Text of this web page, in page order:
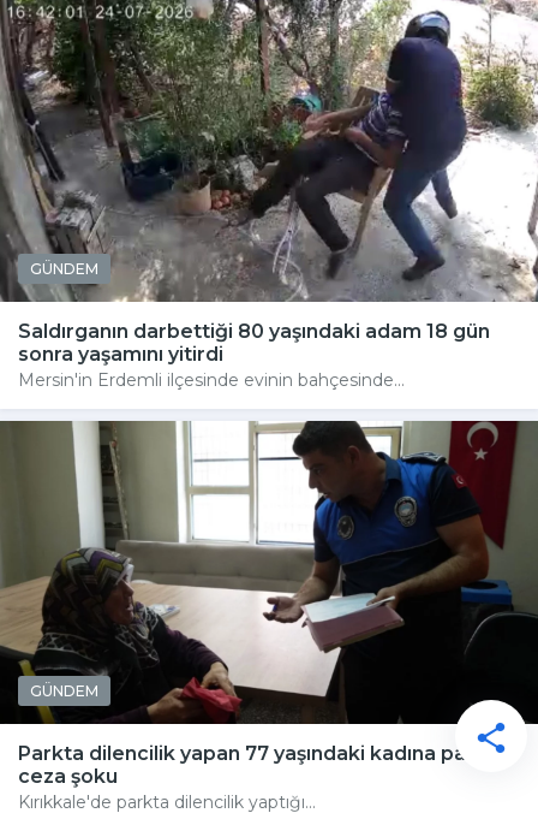
GÜNDEM
Saldırganın darbettiği 80 yaşındaki adam 18 gün
sonra yaşamını yitirdi
Mersin'in Erdemli ilçesinde evinin bahçesinde...
GÜNDEM
Parkta dilencilik yapan 77 yaşındaki kadına para ve
ceza şoku
Kırıkkale'de parkta dilencilik yaptığı...